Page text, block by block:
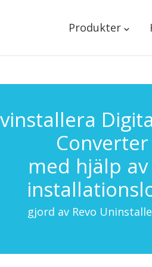
Produkter
Converter
med hjälp
gjord av Revo